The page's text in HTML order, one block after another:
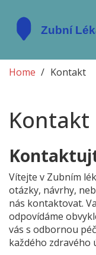
Home Kontakt
Kontakt
Vítejte v Zubním
otázky, návrhy,
nás kontaktovat.
odpovídáme
vás s odbornou
každého zdravého